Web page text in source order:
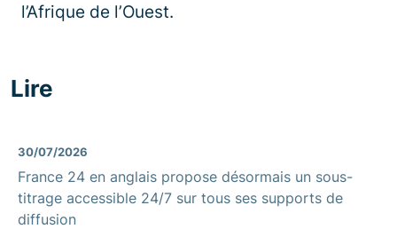
l’Afrique de l’Ouest.
Lire
30/07/2026
France 24 en anglais propose désormais un sous-
titrage accessible 24/7 sur tous ses supports de
diffusion